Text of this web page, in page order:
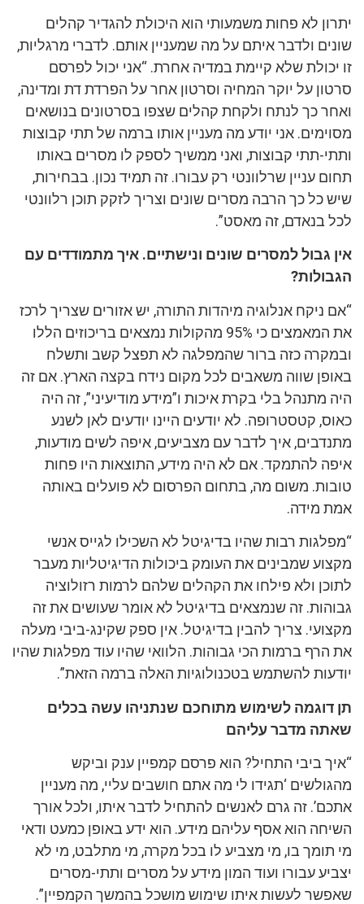
יתרון לא פחות משמעותי הוא היכולת להגדיר קהלים
שונים ולדבר איתם על מה שמעניין אותם. לדברי מרגליות,
זו יכולת שלא קיימת במדיה אחרת. “אני יכול לפרסם
סרטון על יוקר המחיה וסרטון אחר על הפרדת דת ומדינה,
ואחר כך לנתח ולקחת קהלים שצפו בסרטונים בנושאים
מסוימים. אני יודע מה מעניין אותו ברמה של תתי קבוצות
ותתי-תתי קבוצות, ואני ממשיך לספק לו מסרים באותו
תחום עניין שרלוונטי רק עבורו. זה תמיד נכון. בבחירות,
שיש כל כך הרבה מסרים שונים וצריך לזקק תוכן רלוונטי
לכל בנאדם, זה מאסט”.
אין גבול למסרים שונים ונישתיים. איך מתמודדים עם
הגבולות?
“אם ניקח אנלוגיה מיהדות התורה, יש אזורים שצריך לרכז
את המאמצים כי 95% מהקולות נמצאים בריכוזים הללו
ובמקרה כזה ברור שהמפלגה לא תפצל קשב ותשלח
באופן שווה משאבים לכל מקום נידח בקצה הארץ. אם זה
היה מתנהל בלי בקרת איכות ו”מידע מודיעיני”, זה היה
כאוס, קטסטרופה. לא יודעים היינו יודעים לאן לשנע
מתנדבים, איך לדבר עם מצביעים, איפה לשים מודעות,
איפה להתמקד. אם לא היה מידע, התוצאות היו פחות
טובות. משום מה, בתחום הפרסום לא פועלים באותה
אמת מידה.
“מפלגות רבות שהיו בדיגיטל לא השכילו לגייס אנשי
מקצוע שמבינים את העומק ביכולות הדיגיטליות מעבר
לתוכן ולא פילחו את הקהלים שלהם לרמות רזולוציה
גבוהות. זה שנמצאים בדיגיטל לא אומר שעושים את זה
מקצועי. צריך להבין בדיגיטל. אין ספק שקינג-ביבי מעלה
את הרף ברמות הכי גבוהות. הלוואי שהיו עוד מפלגות שהיו
יודעות להשתמש בטכנולוגיות האלה ברמה הזאת”.
תן דוגמה לשימוש מתוחכם שנתניהו עשה בכלים
שאתה מדבר עליהם
“איך ביבי התחיל? הוא פרסם קמפיין ענק וביקש
מהגולשים ‘תגידו לי מה אתם חושבים עליי, מה מעניין
אתכם’. זה גרם לאנשים להתחיל לדבר איתו, ולכל אורך
השיחה הוא אסף עליהם מידע. הוא ידע באופן כמעט ודאי
מי תומך בו, מי מצביע לו בכל מקרה, מי מתלבט, מי לא
יצביע עבורו ועוד המון מידע על מסרים ותתי-מסרים
שאפשר לעשות איתו שימוש מושכל בהמשך הקמפיין”.